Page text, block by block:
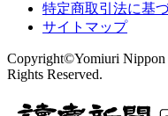
特定商取引法に基
サイトマップ
Copyright©Yomiuri Nippon
Rights Reserved.